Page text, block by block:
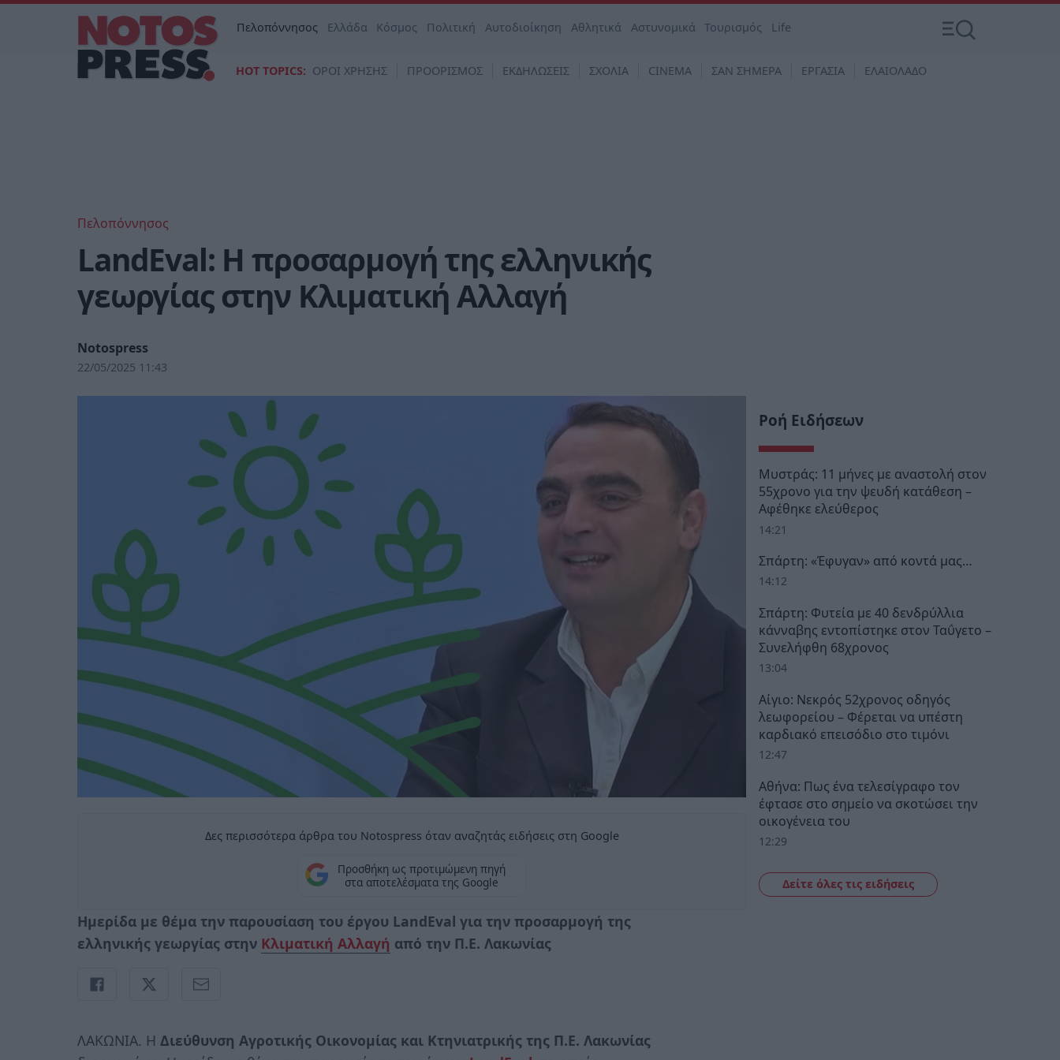
Πελοπόννησος Ελλάδα Κόσμος Πολιτική Αυτοδιοίκηση Αθλητικά Αστυνομικά Τουρισμός Life
HOT TOPICS: ΟΡΟΙ ΧΡΗΣΗΣ ΠΡΟΟΡΙΣΜΟΣ ΕΚΔΗΛΩΣΕΙΣ ΣΧΟΛΙΑ CINEMA ΣΑΝ ΣΗΜΕΡΑ ΕΡΓΑΣΙΑ ΕΛΑΙΟΛΑΔΟ
Πελοπόννησος
LandEval: Η προσαρμογή της ελληνικής
γεωργίας στην Κλιματική Αλλαγή
Notospress
22/05/2025 11:43
Δες περισσότερα άρθρα του Notospress όταν αναζητάς ειδήσεις στη Google
Προσθήκη ως προτιμώμενη πηγή
στα αποτελέσματα της Google
Ημερίδα με θέμα την παρουσίαση του έργου LandEval για την προσαρμογή της
ελληνικής γεωργίας στην Κλιματική Αλλαγή από την Π.Ε. Λακωνίας
ΛΑΚΩΝΙΑ. Η Διεύθυνση Αγροτικής Οικονομίας και Κτηνιατρικής της Π.Ε. Λακωνίας
Ροή Ειδήσεων
Μυστράς: 11 μήνες με αναστολή στον
55χρονο για την ψευδή κατάθεση –
Αφέθηκε ελεύθερος
14:21
Σπάρτη: «Έφυγαν» από κοντά μας…
14:12
Σπάρτη: Φυτεία με 40 δενδρύλλια
κάνναβης εντοπίστηκε στον Ταΰγετο –
Συνελήφθη 68χρονος
13:04
Αίγιο: Νεκρός 52χρονος οδηγός
λεωφορείου – Φέρεται να υπέστη
καρδιακό επεισόδιο στο τιμόνι
12:47
Αθήνα: Πως ένα τελεσίγραφο τον
έφτασε στο σημείο να σκοτώσει την
οικογένεια του
12:29
Δείτε όλες τις ειδήσεις